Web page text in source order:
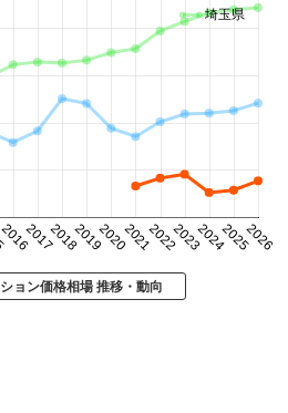
2017201820192020202120222023202420252026
埼玉県
ョン価格相場 推移・動向